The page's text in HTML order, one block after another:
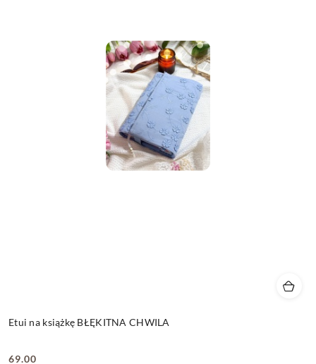
Etui na książkę BŁĘKITNA CHWILA
69.00